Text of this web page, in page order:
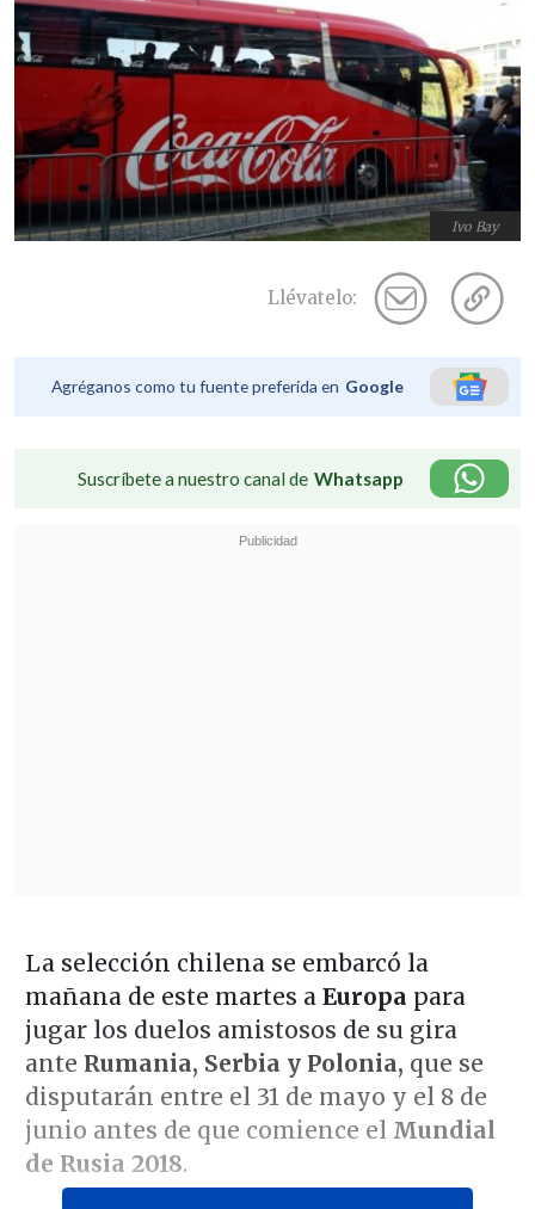
Ivo Bay
Llévatelo:
Agréganos como tu fuente preferida en Google
Suscríbete a nuestro canal de Whatsapp
La selección chilena se embarcó la
mañana de este martes a Europa para
jugar los duelos amistosos de su gira
ante Rumania, Serbia y Polonia, que se
disputarán entre el 31 de mayo y el 8 de
junio antes de que comience el Mundial
de Rusia 2018.